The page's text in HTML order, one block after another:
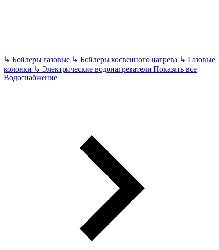
↳ Бойлеры газовые ↳ Бойлеры косвенного нагрева ↳ Газовые
колонки ↳ Электрические водонагреватели Показать все
Водоснабжение